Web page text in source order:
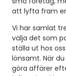
att lyfta fram
Vi har samlat
välja det som
ställa ut hos
lönsamt. När
göra affärer